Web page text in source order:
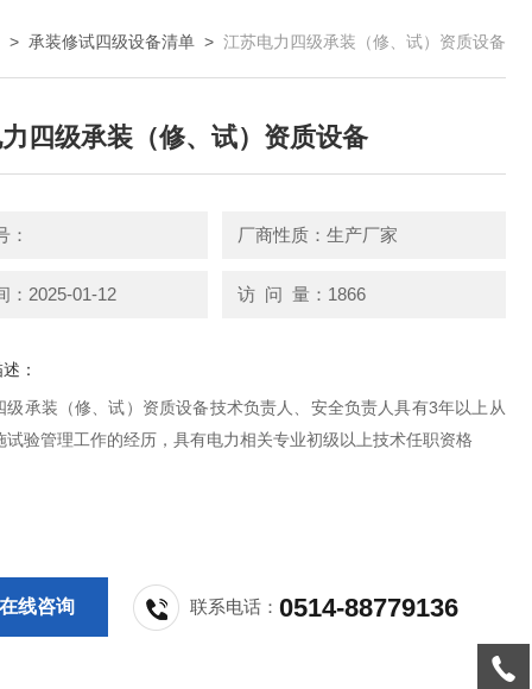
> 承装修试四级设备清单 > 江苏电力四级承装（修、试）资质设备
四级承装（修、试）资质设备
： 厂商性质：生产厂家
：2025-01-12 访 问 量：1866
：
级承装（修、试）资质设备技术负责人、安全负责人具有3年以上从
试验管理工作的经历，具有电力相关专业初级以上技术任职资格
线咨询 联系电话：0514-88779136